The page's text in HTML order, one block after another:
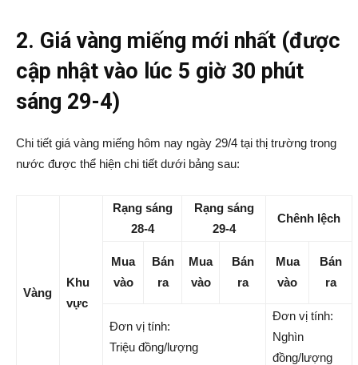
2. Giá vàng miếng mới nhất (được
cập nhật vào lúc 5 giờ 30 phút
sáng 29-4)
Chi tiết giá vàng miếng hôm nay ngày 29/4 tại thị trường trong
nước được thể hiện chi tiết dưới bảng sau:
Vàng
Khu
vực
Rạng sáng
28-4
Rạng sáng
29-4
Chênh lệch
Mua
vào
Bán
ra
Mua
vào
Bán
ra
Mua
vào
Bán
ra
Đơn vị tính:
Triệu đồng/lượng
Đơn vị tính:
Nghìn
đồng/lượng